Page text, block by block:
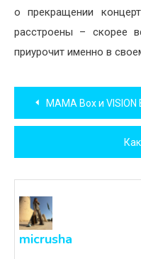
о прекращении
расстроены – скорее
приурочит именно в
Навигация
по
записям
MAMA Box и
micrusha